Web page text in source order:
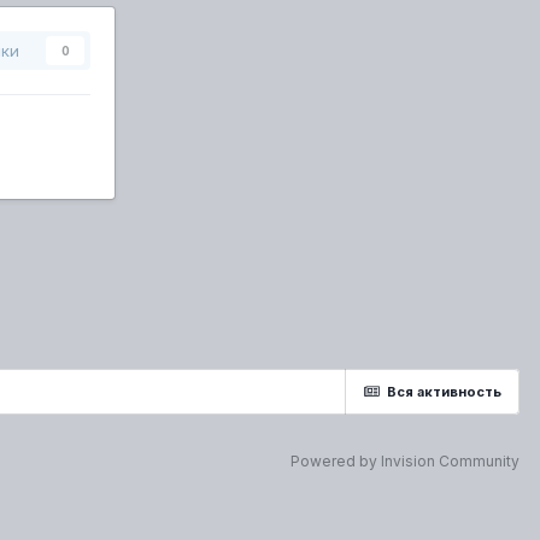
0
Вся активность
Powered by Invision Community